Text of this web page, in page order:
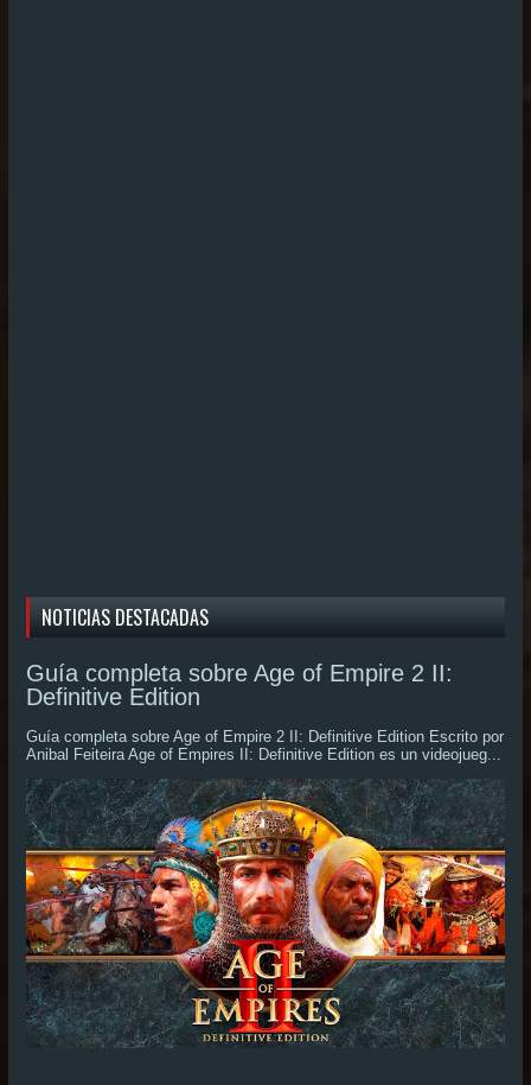
NOTICIAS DESTACADAS
Guía completa sobre Age of Empire 2 II:
Definitive Edition
Guía completa sobre Age of Empire 2 II: Definitive Edition Escrito por
Anibal Feiteira Age of Empires II: Definitive Edition es un videojueg...